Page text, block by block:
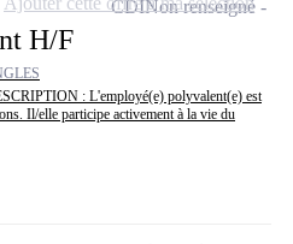
H/F
: L'employé(e) polyvalent(e) est
Il/elle participe activement à la vie du
CDINon renseigné